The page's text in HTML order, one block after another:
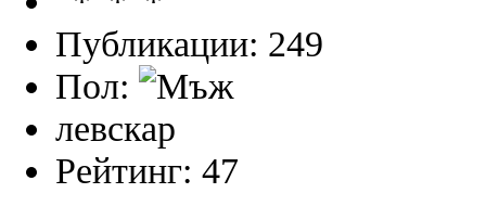
Публикации: 249
Пол:
левскар
Рейтинг: 47